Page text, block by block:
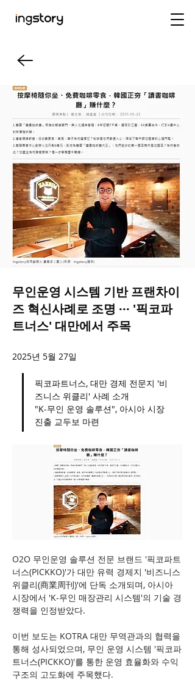
무인운영 시스템 기반 프랜차이
즈 혁신사례로 조명 ··· '픽코파
트너스' 대만에서 주목
2025년 5월 27일
픽코파트너스, 대만 경제 전문지 '비
즈니스 위클리' 사례 소개
"K-무인 운영 솔루션", 아시아 시장
진출 교두보 마련
O2O 무인운영 솔루션 전문 브랜드 '픽코파트
너스(PICKKO)'가 대만 유력 경제지 '비즈니스
위클리(商業周刊)'에 단독 소개되며, 아시아
시장에서 'K-무인 매장관리 시스템'의 기술 경
쟁력을 인정받았다.
이번 보도는 KOTRA 대만 무역관과의 협력을
통해 성사되었으며, 무인 운영 시스템 '픽코파
트너스(PICKKO)'를 통한 운영 효율화와 수익
구조의 고도화에 주목했다.